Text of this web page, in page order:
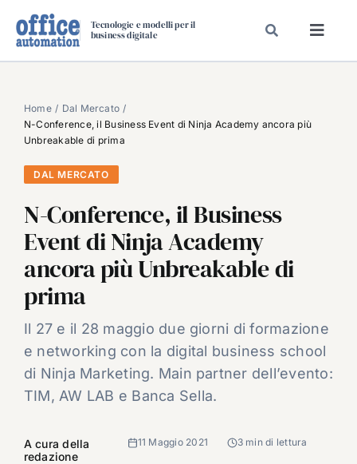
Tecnologie e modelli per il
business digitale
SPECIAL PAPER
TAVOLE ROTONDE DI REDAZIONE
DAL MERCATO
VIDEO
EVENTI
CHI SIAMO
Home
Dal Mercato
N-Conference, il Business Event di Ninja Academy ancora più
Unbreakable di prima
DAL MERCATO
N-Conference, il Business
Event di Ninja Academy
ancora più Unbreakable di
prima
Il 27 e il 28 maggio due giorni di formazione
e networking con la digital business school
di Ninja Marketing. Main partner dell’evento:
TIM, AW LAB e Banca Sella.
A cura della
redazione
11 Maggio 2021 3 min di lettura